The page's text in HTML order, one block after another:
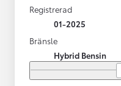
Registrerad
01-2025
Bränsle
Hybrid Bensin